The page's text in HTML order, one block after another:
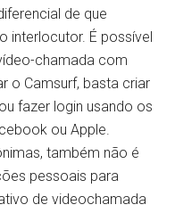
de que
interlocutor. É possível
chamada com
o Camsurf, basta criar
fazer login usando os
ou Apple.
também não é
pessoais para
de videochamada